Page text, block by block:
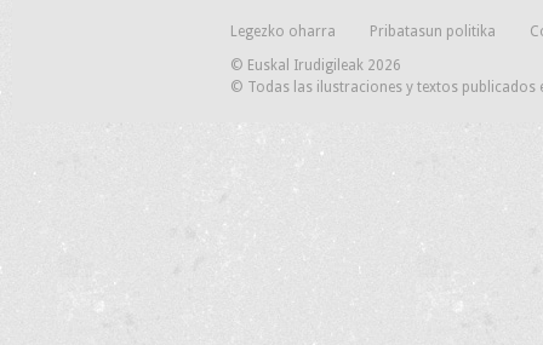
Legezko oharra Pribatasun politika
© Euskal Irudigileak 2026
© Todas las ilustraciones y textos publicados